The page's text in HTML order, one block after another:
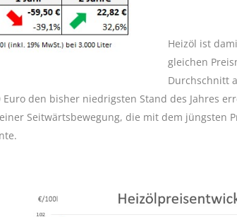
Heizöl ist
gleichen
Durchschnitt
den bisher niedrigsten Stand des Jahres
Seitwärtsbewegung, die mit dem jüngsten